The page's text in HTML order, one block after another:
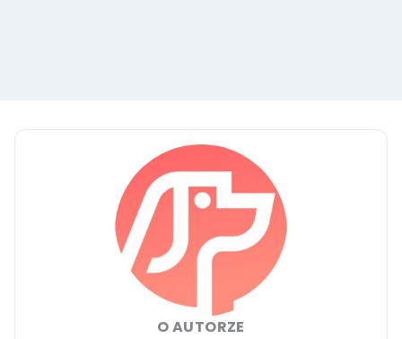
O AUTORZE